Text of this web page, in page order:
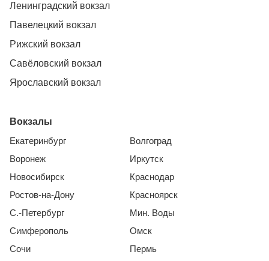
Ленинградский вокзал
Павелецкий вокзал
Рижский вокзал
Савёловский вокзал
Ярославский вокзал
Вокзалы
Екатеринбург
Воронеж
Новосибирск
Ростов-на-Дону
С.-Петербург
Симферополь
Сочи
Волгоград
Иркутск
Краснодар
Красноярск
Мин. Воды
Омск
Пермь